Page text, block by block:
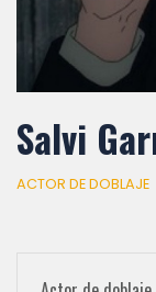
Salvi
ACTOR DE DOBLAJE